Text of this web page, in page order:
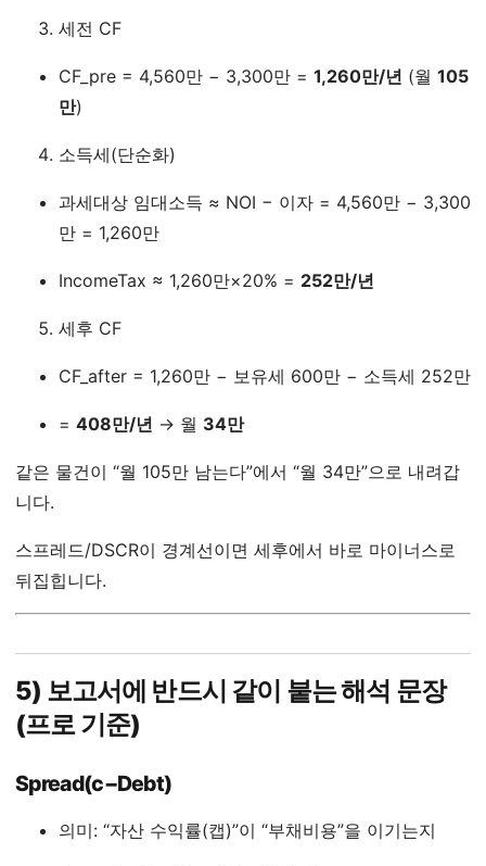
세전 CF
CF_pre = 4,560만 − 3,300만 = 1,260만/년 (월 105
만)
소득세(단순화)
과세대상 임대소득 ≈ NOI − 이자 = 4,560만 − 3,300
만 = 1,260만
IncomeTax ≈ 1,260만×20% = 252만/년
세후 CF
CF_after = 1,260만 − 보유세 600만 − 소득세 252만
= 408만/년 → 월 34만
같은 물건이 “월 105만 남는다”에서 “월 34만”으로 내려갑
니다.
스프레드/DSCR이 경계선이면 세후에서 바로 마이너스로
뒤집힙니다.
5) 보고서에 반드시 같이 붙는 해석 문장
(프로 기준)
Spread(c−Debt)
의미: “자산 수익률(캡)”이 “부채비용”을 이기는지